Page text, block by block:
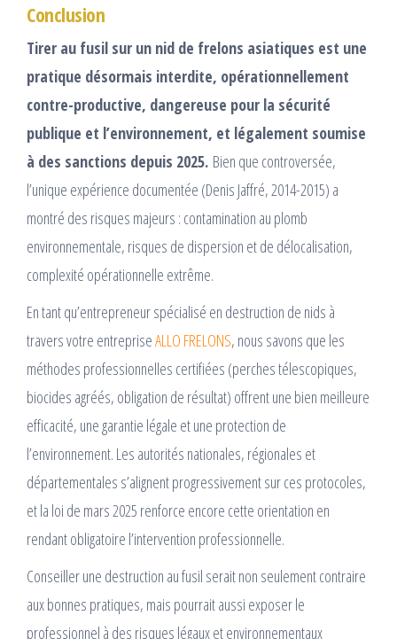
Conclusion
Tirer au fusil sur un nid de frelons asiatiques est une
pratique désormais interdite, opérationnellement
contre-productive, dangereuse pour la sécurité
publique et l’environnement, et légalement soumise
à des sanctions depuis 2025. Bien que controversée,
l’unique expérience documentée (Denis Jaffré, 2014-2015) a
montré des risques majeurs : contamination au plomb
environnementale, risques de dispersion et de délocalisation,
complexité opérationnelle extrême.
En tant qu’entrepreneur spécialisé en destruction de nids à
travers votre entrepriseALLO FRELONS, nous savons que les
méthodes professionnelles certifiées (perches télescopiques,
biocides agréés, obligation de résultat) offrent une bien meilleure
efficacité, une garantie légale et une protection de
l’environnement. Les autorités nationales, régionales et
départementales s’alignent progressivement sur ces protocoles,
et la loi de mars 2025 renforce encore cette orientation en
rendant obligatoire l’intervention professionnelle.
Conseiller une destruction au fusil serait non seulement contraire
aux bonnes pratiques, mais pourrait aussi exposer le
professionnel à des risques légaux et environnementaux